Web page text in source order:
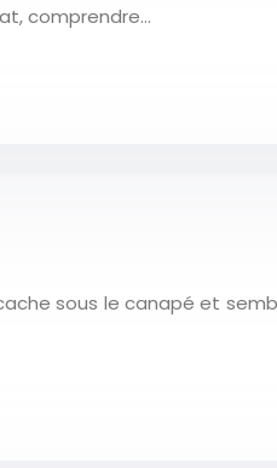
comprendre…
sous le canapé et